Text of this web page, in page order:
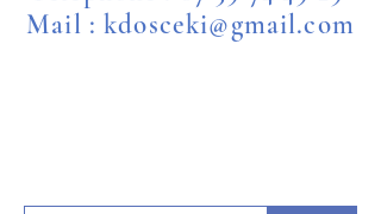
Mail : kdosceki@gmail.com